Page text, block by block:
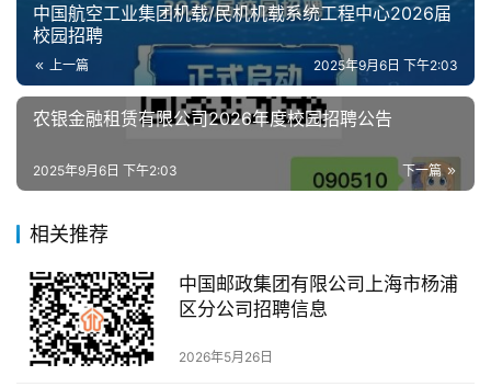
中国航空工业集团机载/民机机载系统工程中心2026届
校园招聘
上一篇 2025年9月6日 下午2:03
农银金融租赁有限公司2026年度校园招聘公告
下一篇
2025年9月6日 下午2:03
相关推荐
中国邮政集团有限公司上海市杨浦
区分公司招聘信息
2026年5月26日